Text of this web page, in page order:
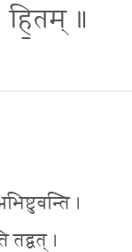
॥
।
तद्वत् ।